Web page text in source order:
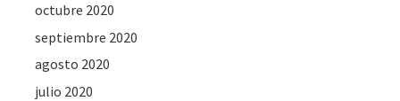
octubre 2020
septiembre 2020
agosto 2020
julio 2020